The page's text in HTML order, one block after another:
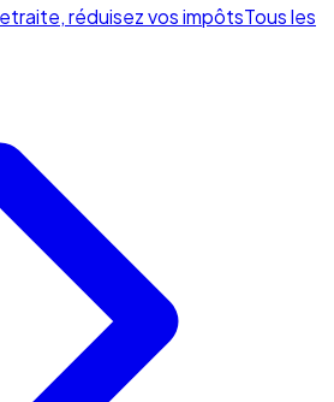
réduisez vos impôtsTous les